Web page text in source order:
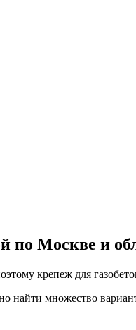
по Москве и
крепеж для
множество